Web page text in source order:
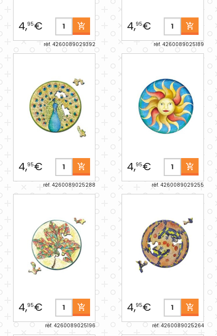
4,95€
réf. 4260089029392
4,95€
réf. 4260089025189
4,95€
réf. 4260089025288
4,95€
réf. 4260089029255
4,95€
réf. 4260089025196
4,95€
réf. 4260089025264